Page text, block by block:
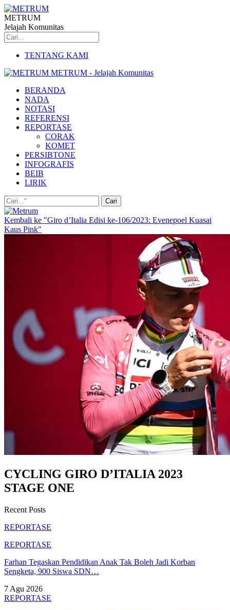
METRUM
Jelajah Komunitas
TENTANG KAMI
METRUM - Jelajah Komunitas
BERANDA
NADA
NOTASI
REFERENSI
REPORTASE
CORAK
KOMET
PERSIBTONE
INFOGRAFIS
BEIB
LIRIK
Kembali ke "Giro d’Italia Edisi ke-106/2023: Evenepoel Kuasai
Kaus Pink"
CYCLING GIRO D’ITALIA 2023
STAGE ONE
Recent Posts
REPORTASE
REPORTASE
Farhan Tegaskan Pendidikan Anak Tak Boleh Jadi Korban
Sengketa, 900 Siswa SDN…
7 Agu 2026
REPORTASE